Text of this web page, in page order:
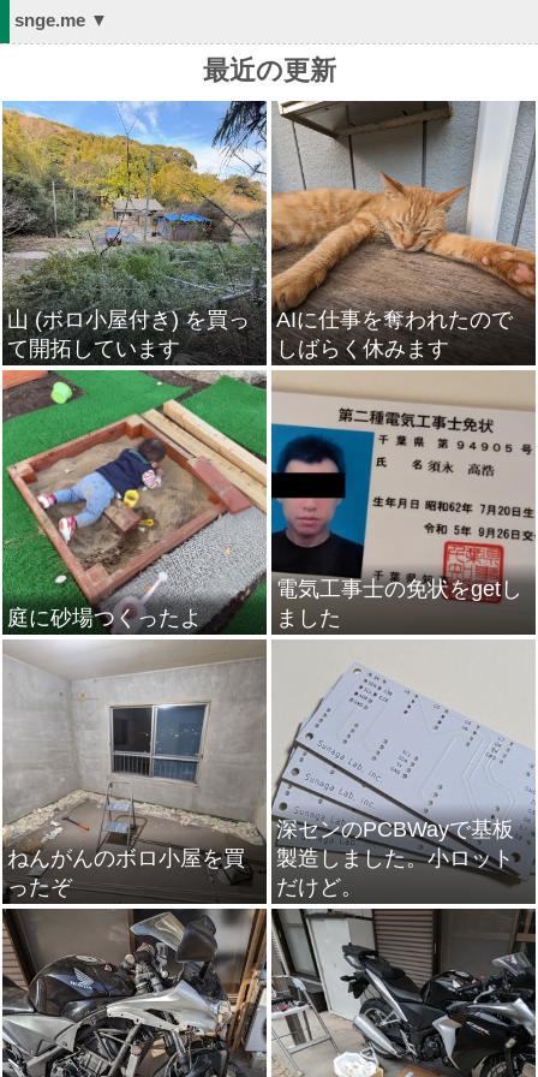
snge.me ▼
最近の更新
山 (ボロ小屋付き) を買っ
て開拓しています
AIに仕事を奪われたので
しばらく休みます
庭に砂場つくったよ
電気工事士の免状をgetし
ました
ねんがんのボロ小屋を買
ったぞ
深センのPCBWayで基板
製造しました。小ロット
だけど。